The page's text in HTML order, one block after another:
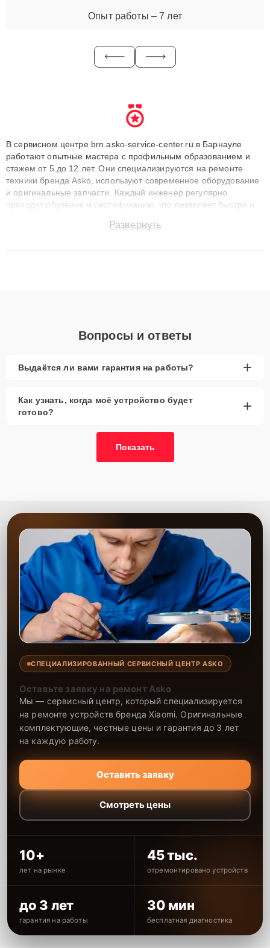
Опыт работы – 7 лет
В сервисном центре brn.asko-service-center.ru в Барнауле
работают опытные мастера с профильным образованием и
стажем от 5 до 12 лет. Они специализируются на ремонте
техники бренда Asko, используют современное оборудование
и оригинальные запчасти. Каждый инженер регулярно
проходит обучение и сертификацию, что позволяет быстро и
сохранением гарантии до 3 лет. Наши мастера решают
Развернуть
Вопросы и ответы
Выдаётся ли вами гарантия на работы? +
Как узнать, когда моё устройство будет
готово?
+
Показать
СПЕЦИАЛИЗИРОВАННЫЙ СЕРВИСНЫЙ ЦЕНТР ASKO
Оставьте заявку на ремонт Asko
Мы — сервисный центр, который специализируется
на ремонте устройств бренда Xiaomi. Оригинальные
комплектующие, честные цены и гарантия до 3 лет
на каждую работу.
Оставить заявку
Смотреть цены
10+
лет на рынке
45 тыс.
отремонтировано устройств
до 3 лет
гарантия на работы
30 мин
бесплатная диагностика